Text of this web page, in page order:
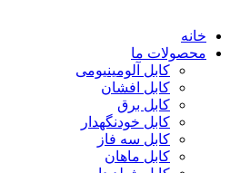
خانه
محصولات ما
کابل آلومینیومی
کابل افشان
کابل برق
کابل خودنگهدار
کابل سه فاز
کابل ماهان